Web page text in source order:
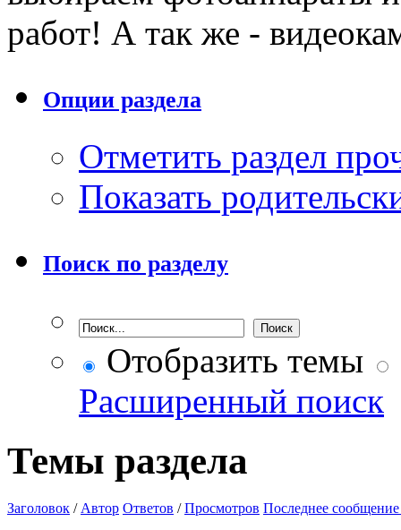
работ! А так же -
Опции раздела
Отметить раздел
Показать
Поиск по разделу
Отобразить темы
Расширенный поиск
Темы раздела
Заголовок / Автор Ответов /Просмотров Последнее сообщение